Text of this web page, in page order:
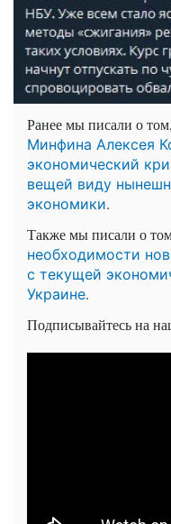
Ранее мы писали о
Минфина Алексея
экономический
вещей виду
экономики.
Также мы писали о
необходимости
с текущей
Украине.
Подписывайтесь на